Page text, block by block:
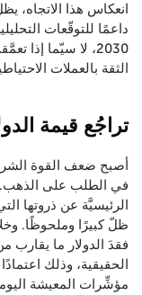
انعكاس هذا الاتجاه،
2030، لا سيّما
الثقة بالعملات
تراجُع قيمة
أصبح ضعف القوة
في الطلب على
الرئيسيَّة عن ذروتها
الحقيقية، وذلك
مؤشِّرات المعيشة